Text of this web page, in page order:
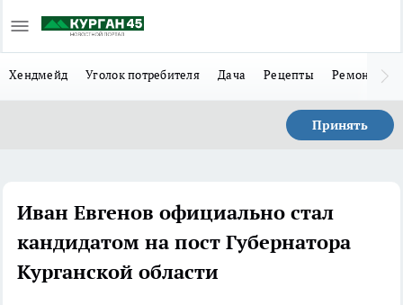
Хендмейд Уголок потребителя Дача Рецепты Ремонт
Принять
Иван Евгенов официально стал
кандидатом на пост Губернатора
Курганской области